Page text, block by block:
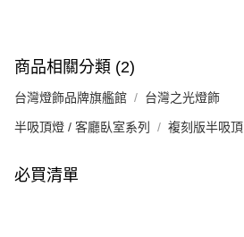
商品相關分類 (2)
台灣燈飾品牌旗艦館 台灣之光燈飾
半吸頂燈 / 客廳臥室系列 複刻版半吸頂
必買清單